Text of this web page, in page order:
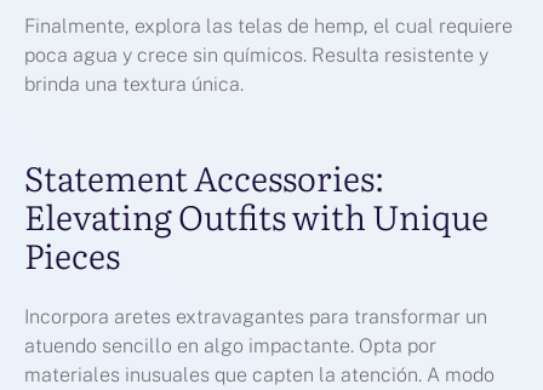
Finalmente, explora las telas de hemp, el cual requiere
poca agua y crece sin químicos. Resulta resistente y
brinda una textura única.
Statement Accessories:
Elevating Outfits with Unique
Pieces
Incorpora aretes extravagantes para transformar un
atuendo sencillo en algo impactante. Opta por
materiales inusuales que capten la atención. A modo